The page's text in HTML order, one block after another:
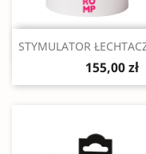
Szybki
STYMULATOR
155,00 zł